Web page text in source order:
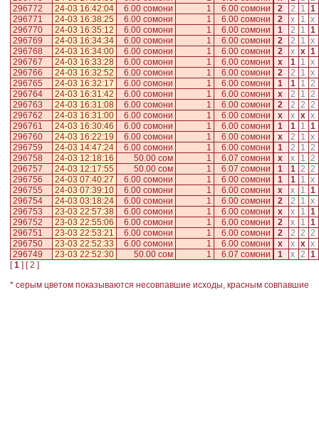
296772
24-03 16:42:04 6.00 сомони 1 6.00 сомони 2 2 1 1
296771
24-03 16:38:25 6.00 сомони 1 6.00 сомони 2 x 1 x
296770
24-03 16:35:12 6.00 сомони 1 6.00 сомони 1 2 1 1
296769
24-03 16:34:34 6.00 сомони 1 6.00 сомони 2 2 1 x
296768
24-03 16:34:00 6.00 сомони 1 6.00 сомони 2 x x 1
296767
24-03 16:33:28 6.00 сомони 1 6.00 сомони x 1 1 x
296766
24-03 16:32:52 6.00 сомони 1 6.00 сомони 2 2 1 x
296765
24-03 16:32:17 6.00 сомони 1 6.00 сомони 1 1 1 2
296764
24-03 16:31:42 6.00 сомони 1 6.00 сомони x 2 1 2
296763
24-03 16:31:08 6.00 сомони 1 6.00 сомони 2 2 2 2
296762
24-03 16:31:00 6.00 сомони 1 6.00 сомони x x x x
296761
24-03 16:30:46 6.00 сомони 1 6.00 сомони 1 1 1 1
296760
24-03 16:22:19 6.00 сомони 1 6.00 сомони x 2 1 x
296759
24-03 14:47:24 6.00 сомони 1 6.00 сомони 1 2 1 2
296758
24-03 12:18:16 50.00 сом 1 6.07 сомони x x 1 2
296757
24-03 12:17:55 50.00 сом 1 6.07 сомони 1 1 2 2
296756
24-03 07:40:27 6.00 сомони 1 6.00 сомони 1 1 1 x
296755
24-03 07:39:10 6.00 сомони 1 6.00 сомони x x 1 1
296754
24-03 03:18:24 6.00 сомони 1 6.00 сомони 2 2 1 x
296753
23-03 22:57:38 6.00 сомони 1 6.00 сомони x x 1 1
296752
23-03 22:55:06 6.00 сомони 1 6.00 сомони 2 x 1 1
296751
23-03 22:53:21 6.00 сомони 1 6.00 сомони 2 2 2 2
296750
23-03 22:52:33 6.00 сомони 1 6.00 сомони x x x x
296749
23-03 22:52:30 50.00 сом 1 6.07 сомони 1 x 2 1
[1 ] [2 ]
* серым цветом показываются несовпавшие исходы, красным совпавшие